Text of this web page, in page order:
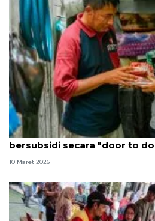
Artha Graha Peduli lanjutkan
bersubsidi secara "door to
10 Maret 2026